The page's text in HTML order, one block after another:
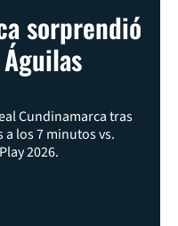
sorprendió
Cundinamarca tras
los 7 minutos vs.
2026.